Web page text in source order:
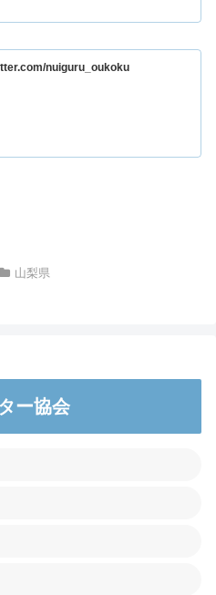
nuiguru_oukoku
山梨県
ー協会